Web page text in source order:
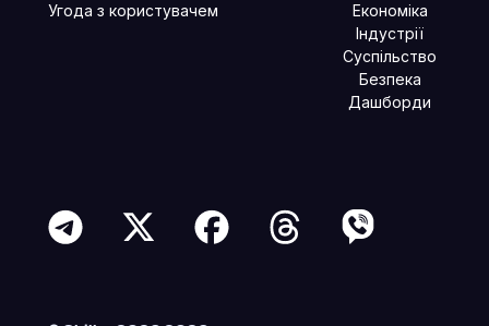
Угода з користувачем
Економіка
Індустрії
Суспільство
Безпека
Дашборди
Читайте більше в наших соцмережах